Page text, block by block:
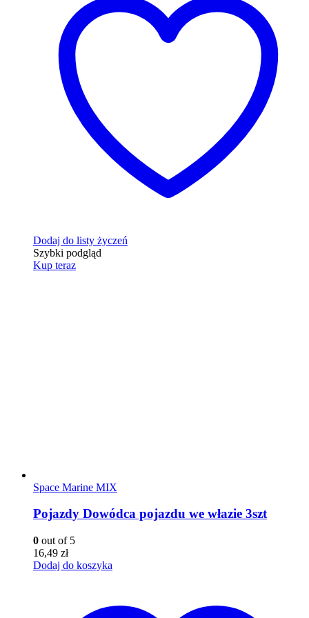
Dodaj do listy życzeń
Szybki podgląd
Kup teraz
Space Marine MIX
Pojazdy Dowódca pojazdu we włazie 3szt
0 out of 5
16,49 zł
Dodaj do koszyka